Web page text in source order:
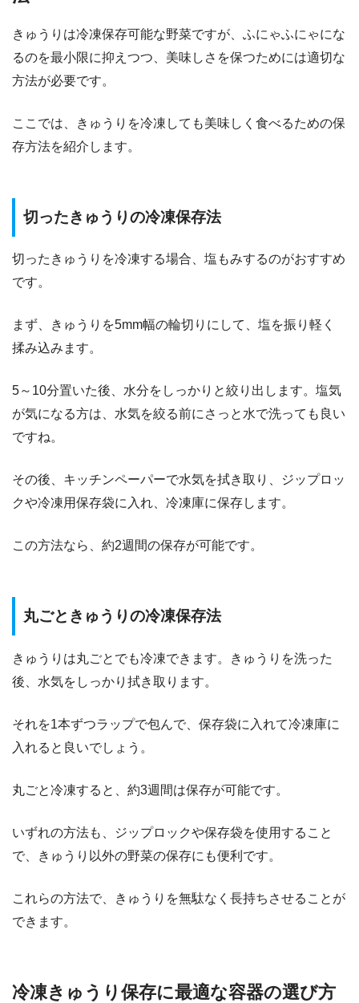
きゅうりは冷凍保存可能な野菜ですが、ふにゃふにゃにな
るのを最小限に抑えつつ、美味しさを保つためには適切な
方法が必要です。
ここでは、きゅうりを冷凍しても美味しく食べるための保
存方法を紹介します。
​​切ったきゅうりの冷凍保存法
切ったきゅうりを冷凍する場合、塩もみするのがおすすめ
です。
まず、きゅうりを5mm幅の輪切りにして、塩を振り軽く
揉み込みます。
5～10分置いた後、水分をしっかりと絞り出します。塩気
が気になる方は、水気を絞る前にさっと水で洗っても良い
ですね。
その後、キッチンペーパーで水気を拭き取り、ジップロッ
クや冷凍用保存袋に入れ、冷凍庫に保存します。
この方法なら、約2週間の保存が可能です。
​​丸ごときゅうりの冷凍保存法
きゅうりは丸ごとでも冷凍できます。きゅうりを洗った
後、水気をしっかり拭き取ります。
それを1本ずつラップで包んで、保存袋に入れて冷凍庫に
入れると良いでしょう。
丸ごと冷凍すると、約3週間は保存が可能です。
いずれの方法も、ジップロックや保存袋を使用すること
で、きゅうり以外の野菜の保存にも便利です。
これらの方法で、きゅうりを無駄なく長持ちさせることが
できます。
冷凍きゅうり保存に最適な容器の選び方